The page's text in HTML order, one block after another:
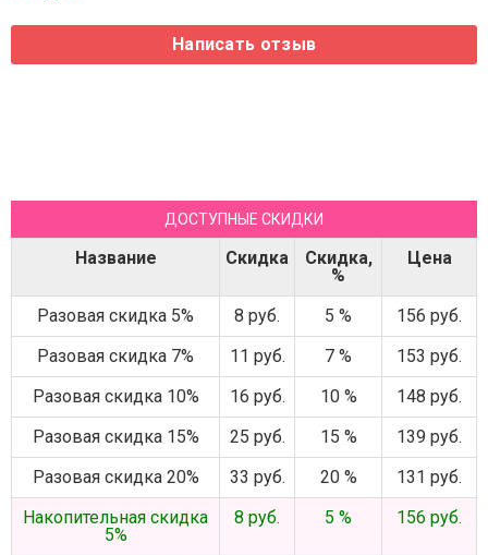
ДОСТУПНЫЕ СКИДКИ
Название Скидка
Скидка,
%
Цена
Разовая скидка 5% 8 руб. 5 %
156 руб.
Разовая скидка 7%
11 руб. 7 %
153 руб.
Разовая скидка 10%
16 руб. 10 %
148 руб.
Разовая скидка 15%
25 руб. 15 %
139 руб.
Разовая скидка 20%
33 руб. 20 %
131 руб.
Накопительная скидка
5%
8 руб. 5 % 156 руб.